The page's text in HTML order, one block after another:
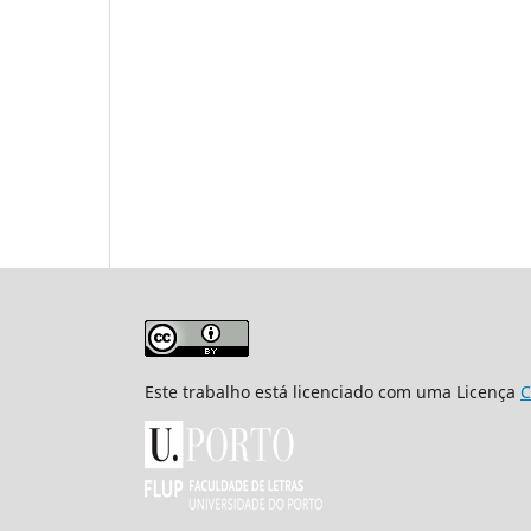
Este trabalho está licenciado com uma Licença